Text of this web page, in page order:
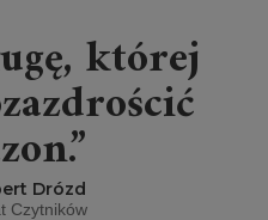
której
Drózd
Czytników